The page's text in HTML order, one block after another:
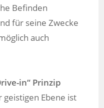
Befinden
für seine Zwecke
auch
in“ Prinzip
geistigen Ebene ist